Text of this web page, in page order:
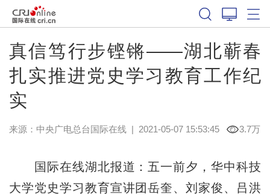
真信笃行步铿锵——湖北蕲春
扎实推进党史学习教育工作纪
实
来源： 中央广电总台国际在线| 2021-05-07 15:53:45 3.7万
国际在线湖北报道：五一前夕，华中科技
大学党史学习教育宣讲团岳奎、刘家俊、吕洪